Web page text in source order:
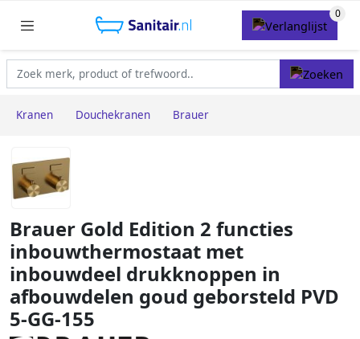
Kranen Douchekranen Brauer
Brauer Gold Edition 2 functies
inbouwthermostaat met
inbouwdeel drukknoppen in
afbouwdelen goud geborsteld PVD
5-GG-155